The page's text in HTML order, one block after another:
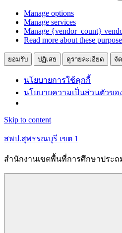
Manage options
Manage services
Manage {vendor_count}
Read more about these
ยอมรับ ปฏิเสธ ดูรายละเอียด จั
นโยบายการใช้คุกกี้
นโยบายความเป็นส่วนตัวขอ
Skip to content
สพป.สุพรรณบุรี เขต 1
สำนักงานเขตพื้นที่การศึกษาประ